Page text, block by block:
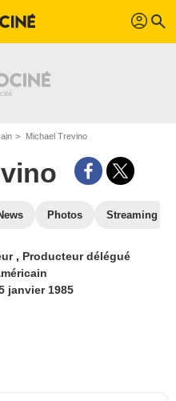
profil search
Michael Trevino
Photos Streaming
, Producteur délégué
janvier 1985